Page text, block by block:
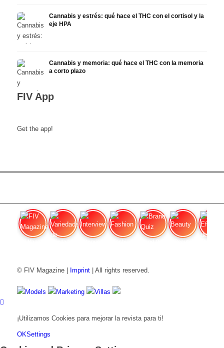
Cannabis y estrés: qué hace el THC con el cortisol y la
eje HPA
Cannabis y memoria: qué hace el THC con la memoria
a corto plazo
FIV App
Get the app!
© FIV Magazine | Imprint| All rights reserved.
Models Marketing Villas
¡Utilizamos Cookies para mejorar la revista para ti!
OKSettings